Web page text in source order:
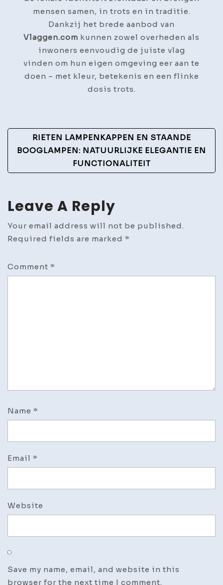
mensen samen, in trots en in traditie.
Dankzij het brede aanbod van
Vlaggen.com kunnen zowel overheden als
inwoners eenvoudig de juiste vlag
vinden om hun eigen omgeving eer aan te
doen – met kleur, betekenis en een flinke
dosis trots.
Post
Navigation
RIETEN LAMPENKAPPEN EN STAANDE
BOOGLAMPEN: NATUURLIJKE ELEGANTIE EN
FUNCTIONALITEIT
Leave A Reply
Your email address will not be published.
Required fields are marked *
Comment *
Name *
Email *
Website
Save my name, email, and website in this
browser for the next time I comment.